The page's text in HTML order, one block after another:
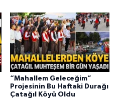
“Mahallem Geleceğim”
Projesinin Bu Haftaki Durağı
Çatağıl Köyü Oldu